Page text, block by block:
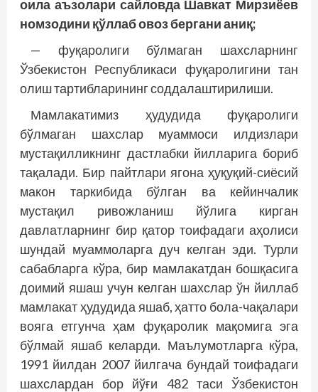
оила аъзолари сайловда Шавкат Мирзиёев
номзодини қўллаб овоз бергани аниқ;
— фуқаролиги бўлмаган шахсларнинг
Ўзбекистон Республикаси фуқаролигини тан
олиш тартибларининг соддалаштирилиши.
Мамлакатимиз ҳудудида фуқаролиги
бўлмаган шахслар муаммоси илдизлари
мустақилликнинг дастлабки йилларига бориб
тақалади. Бир пайтлари ягона ҳуқуқий-сиёсий
макон таркибида бўлган ва кейинчалик
мустақил ривож­ланиш йўлига кирган
давлатларнинг бир қатор тоифадаги аҳолиси
шундай муаммоларга дуч келган эди. Турли
сабабларга кўра, бир мамлакатдан бошқасига
доимий яшаш учун келган шахслар ўн йиллаб
мамлакат ҳудудида яшаб, ҳатто бола-чақалари
вояга етгунча ҳам фуқаролик мақомига эга
бўлмай яшаб келарди. Маълумотларга кўра,
1991 йилдан 2007 йилгача бундай тоифадаги
шахслардан бор йўғи 482 таси Ўзбекистон